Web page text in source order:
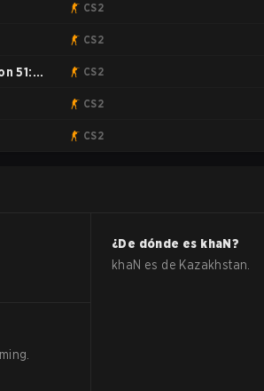
CS2
CS2
51: CS2
CS2
CS2
¿De dónde es khaN?
khaN es de Kazakhstan